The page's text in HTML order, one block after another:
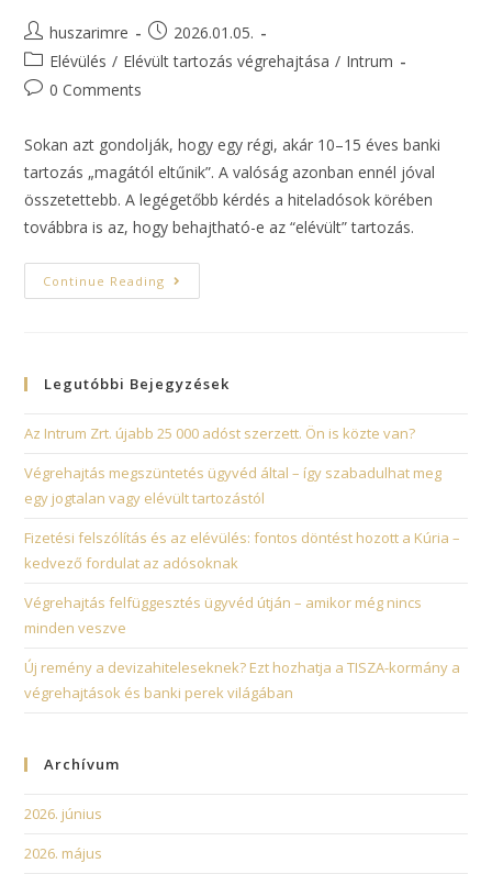
huszarimre
2026.01.05.
Elévülés / Elévült tartozás végrehajtása / Intrum
0 Comments
Sokan azt gondolják, hogy egy régi, akár 10–15 éves banki
tartozás „magától eltűnik”. A valóság azonban ennél jóval
összetettebb. A legégetőbb kérdés a hiteladósok körében
továbbra is az, hogy behajtható-e az “elé­vült” tartozás.
Continue Reading
Legutóbbi Bejegyzések
Az Intrum Zrt. újabb 25 000 adóst szerzett. Ön is közte van?
Végrehajtás megszüntetés ügyvéd által – így szabadulhat meg
egy jogtalan vagy elévült tartozástól
Fizetési felszólítás és az elévülés: fontos döntést hozott a Kúria –
kedvező fordulat az adósoknak
Végrehajtás felfüggesztés ügyvéd útján – amikor még nincs
minden veszve
Új remény a devizahiteleseknek? Ezt hozhatja a TISZA-kormány a
végrehajtások és banki perek világában
Archívum
2026. június
2026. május